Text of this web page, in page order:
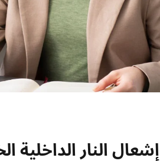
إشعال النار